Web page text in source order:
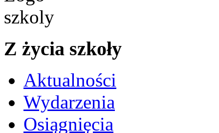
Z życia szkoły
Aktualności
Wydarzenia
Osiągnięcia